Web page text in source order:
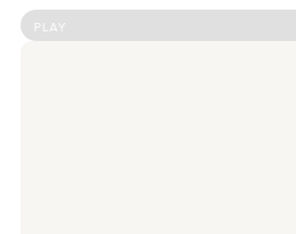
PLAY